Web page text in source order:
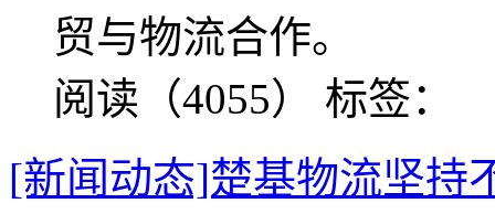
贸与物流合作。
阅读（4055） 标签：
[新闻动态]楚基物流坚持